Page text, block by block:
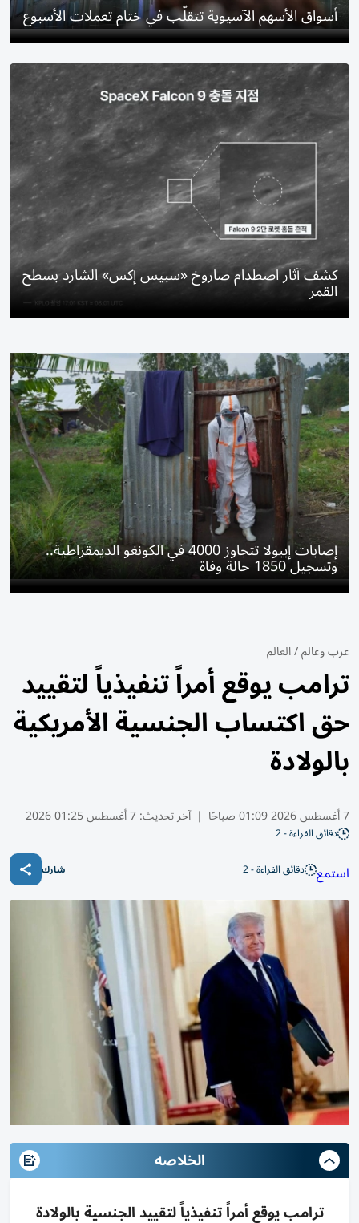
أسواق الأسهم الآسيوية تتقلّب في ختام تعملات الأسبوع
كشف آثار اصطدام صاروخ «سبيس إكس» الشارد بسطح
القمر
إصابات إيبولا تتجاوز 4000 في الكونغو الديمقراطية..
وتسجيل 1850 حالة وفاة
عرب وعالم/العالم
ترامب يوقع أمراً تنفيذياً لتقييد
حق اكتساب الجنسية الأمريكية
بالولادة
7 أغسطس 2026 01:09 صباحًا | آخر تحديث:7 أغسطس 01:25 2026
دقائق القراءة - 2
استمع دقائق القراءة - 2 شارك
الخلاصه
ترامب يوقع أمراً تنفيذياً لتقييد الجنسية بالولادة